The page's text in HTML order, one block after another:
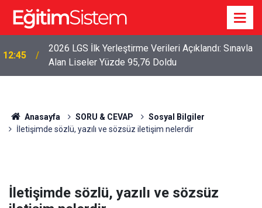
12:45
2026 LGS İlk Yerleştirme Verileri Açıklandı: Sınavla
Alan Liseler Yüzde 95,76 Doldu
Anasayfa SORU & CEVAP
Sosyal Bilgiler
İletişimde sözlü, yazılı ve sözsüz iletişim nelerdir
İletişimde sözlü, yazılı ve sözsüz